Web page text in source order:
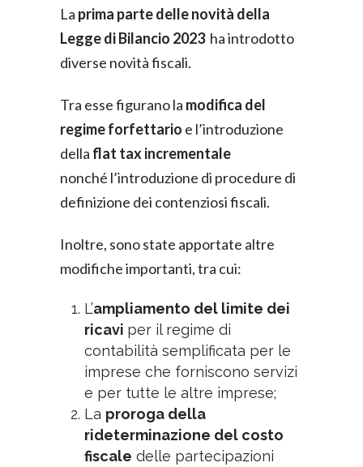
La prima parte delle novità della
Legge di Bilancio 2023ha introdotto
diverse novità fiscali.
Tra esse figurano la modifica del
regime forfettario e l’introduzione
della flat tax incrementale
nonché l’introduzione di procedure di
definizione dei contenziosi fiscali.
Inoltre, sono state apportate altre
modifiche importanti, tra cui:
L’ampliamento del limite dei
ricavi per il regime di
contabilità semplificata per le
imprese che forniscono servizi
e per tutte le altre imprese;
La proroga della
rideterminazione del costo
fiscale delle partecipazioni